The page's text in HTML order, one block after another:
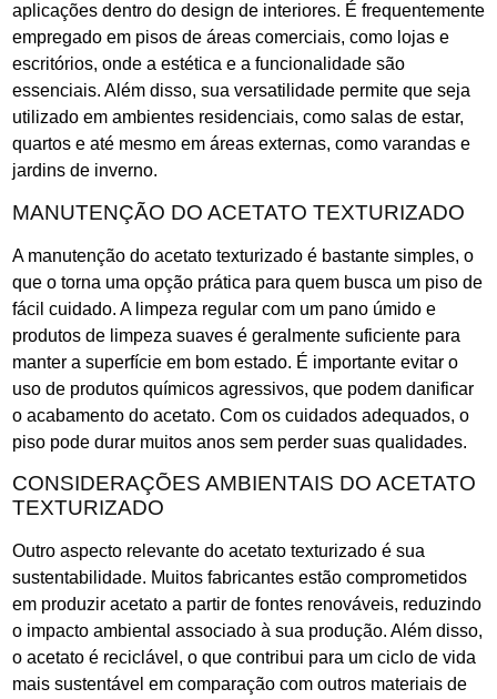
aplicações dentro do design de interiores. É frequentemente
empregado em pisos de áreas comerciais, como lojas e
escritórios, onde a estética e a funcionalidade são
essenciais. Além disso, sua versatilidade permite que seja
utilizado em ambientes residenciais, como salas de estar,
quartos e até mesmo em áreas externas, como varandas e
jardins de inverno.
MANUTENÇÃO DO ACETATO TEXTURIZADO
A manutenção do acetato texturizado é bastante simples, o
que o torna uma opção prática para quem busca um piso de
fácil cuidado. A limpeza regular com um pano úmido e
produtos de limpeza suaves é geralmente suficiente para
manter a superfície em bom estado. É importante evitar o
uso de produtos químicos agressivos, que podem danificar
o acabamento do acetato. Com os cuidados adequados, o
piso pode durar muitos anos sem perder suas qualidades.
CONSIDERAÇÕES AMBIENTAIS DO ACETATO
TEXTURIZADO
Outro aspecto relevante do acetato texturizado é sua
sustentabilidade. Muitos fabricantes estão comprometidos
em produzir acetato a partir de fontes renováveis, reduzindo
o impacto ambiental associado à sua produção. Além disso,
o acetato é reciclável, o que contribui para um ciclo de vida
mais sustentável em comparação com outros materiais de